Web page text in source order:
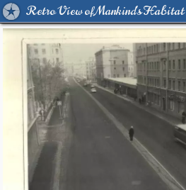
Retro View of Mankind's Habitat